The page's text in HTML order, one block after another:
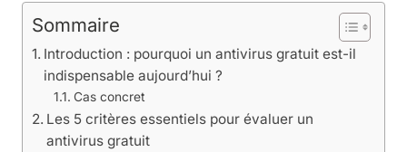
Sommaire
Introduction : pourquoi un antivirus gratuit est-il
indispensable aujourd’hui ?
Cas concret
Les 5 critères essentiels pour évaluer un
antivirus gratuit